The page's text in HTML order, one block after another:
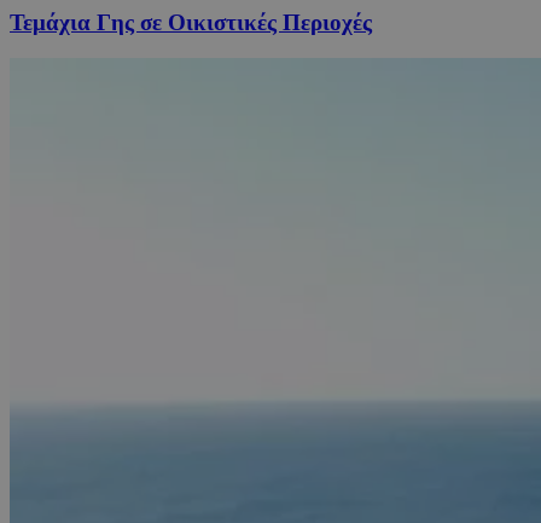
Τεμάχια Γης σε Οικιστικές Περιοχές